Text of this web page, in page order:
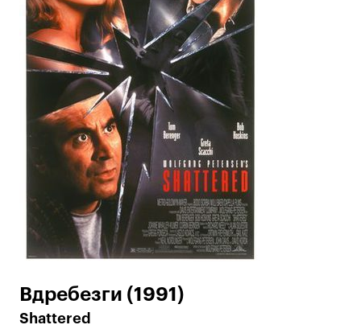
Вдребезги (1991)
Shattered